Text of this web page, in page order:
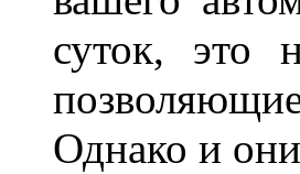
суток, это
Однако и